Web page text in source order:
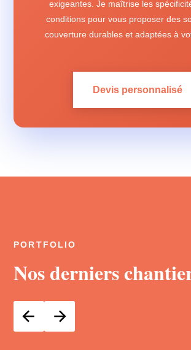
exigeantes. Je maîtrise les
conditions pour vous proposer des
couverture durables et adaptées à
Devis personnalisé
PORTFOLIO
Nos derniers